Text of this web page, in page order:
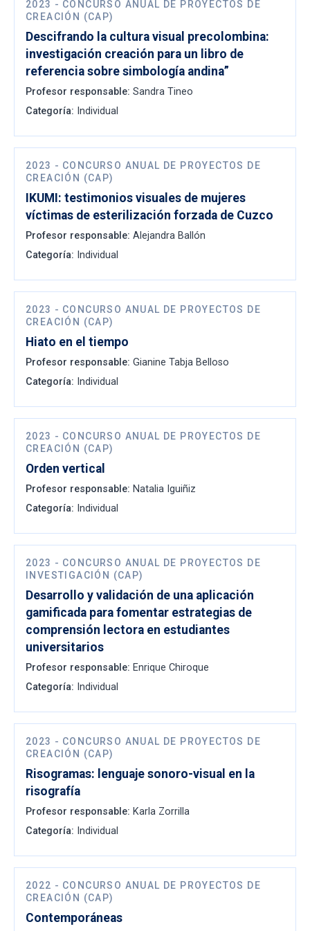
2023 - CONCURSO ANUAL DE PROYECTOS DE
CREACIÓN (CAP)
Descifrando la cultura visual precolombina:
investigación creación para un libro de
referencia sobre simbología andina”
Profesor responsable: Sandra Tineo
Categoría: Individual
2023 - CONCURSO ANUAL DE PROYECTOS DE
CREACIÓN (CAP)
IKUMI: testimonios visuales de mujeres
víctimas de esterilización forzada de Cuzco
Profesor responsable: Alejandra Ballón
Categoría: Individual
2023 - CONCURSO ANUAL DE PROYECTOS DE
CREACIÓN (CAP)
Hiato en el tiempo
Profesor responsable: Gianine Tabja Belloso
Categoría: Individual
2023 - CONCURSO ANUAL DE PROYECTOS DE
CREACIÓN (CAP)
Orden vertical
Profesor responsable: Natalia Iguiñiz
Categoría: Individual
2023 - CONCURSO ANUAL DE PROYECTOS DE
INVESTIGACIÓN (CAP)
Desarrollo y validación de una aplicación
gamificada para fomentar estrategias de
comprensión lectora en estudiantes
universitarios
Profesor responsable: Enrique Chiroque
Categoría: Individual
2023 - CONCURSO ANUAL DE PROYECTOS DE
CREACIÓN (CAP)
Risogramas: lenguaje sonoro-visual en la
risografía
Profesor responsable: Karla Zorrilla
Categoría: Individual
2022 - CONCURSO ANUAL DE PROYECTOS DE
CREACIÓN (CAP)
Contemporáneas